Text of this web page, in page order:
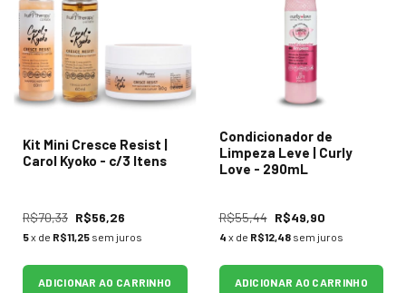
Kit Mini Cresce Resist |
Carol Kyoko - c/3 Itens
R$70,33 R$56,26
5x de R$11,25 sem juros
ADICIONAR AO CARRINHO
Condicionador de
Limpeza Leve | Curly
Love - 290mL
R$55,44 R$49,90
4 x de R$12,48 sem juros
ADICIONAR AO CARRINHO